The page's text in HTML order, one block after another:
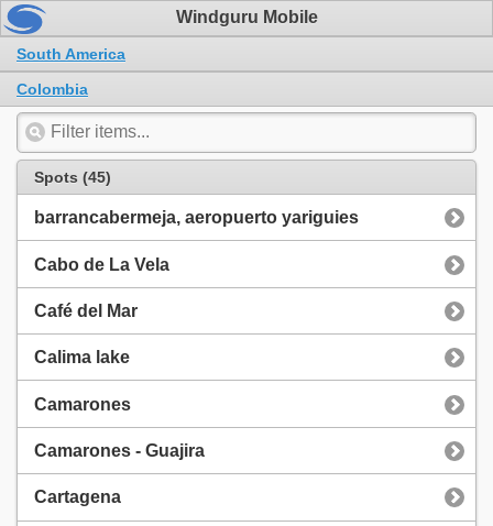
Windguru Mobile
South America
Colombia
Spots (45)
barrancabermeja, aeropuerto yariguies
Cabo de La Vela
Café del Mar
Calima lake
Camarones
Camarones - Guajira
Cartagena